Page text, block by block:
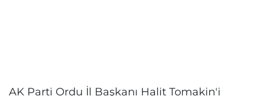
AK Parti Ordu İl Başkanı Halit Tomakin'i